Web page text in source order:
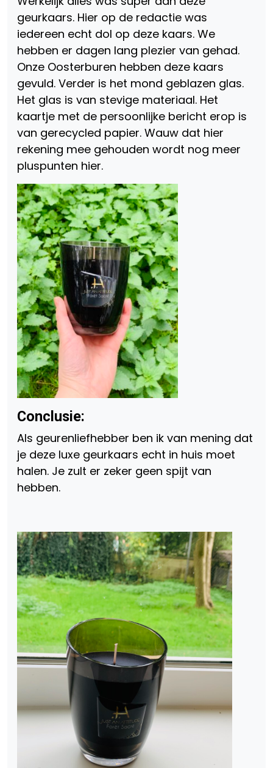
geurkaars. Hier op de redactie was
iedereen echt dol op deze kaars. We
hebben er dagen lang plezier van gehad.
Onze Oosterburen hebben deze kaars
gevuld. Verder is het mond geblazen glas.
Het glas is van stevige materiaal. Het
kaartje met de persoonlijke bericht erop is
van gerecycled papier. Wauw dat hier
rekening mee gehouden wordt nog meer
pluspunten hier.
Conclusie:
Als geurenliefhebber ben ik van mening dat
je deze luxe geurkaars echt in huis moet
halen. Je zult er zeker geen spijt van
hebben.